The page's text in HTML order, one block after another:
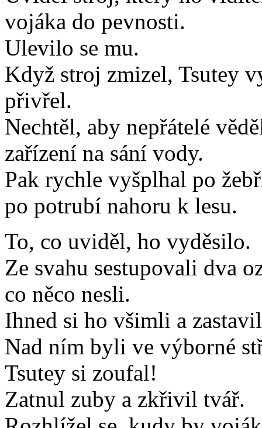
vojáka do pevnosti.
Ulevilo se mu.
Když stroj zmizel, Tsutey
přivřel.
Nechtěl, aby nepřátelé
zařízení na sání vody.
Pak rychle vyšplhal po
po potrubí nahoru k lesu.
To, co uviděl, ho vyděsilo.
Ze svahu sestupovali dva
co něco nesli.
Ihned si ho všimli a
Nad ním byli ve výborné
Tsutey si zoufal!
Zatnul zuby a zkřivil tvář.